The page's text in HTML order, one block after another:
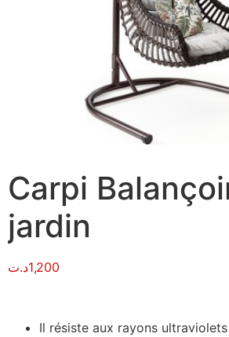
Carpi
jardin
1,200د.ت
Il résiste aux rayons